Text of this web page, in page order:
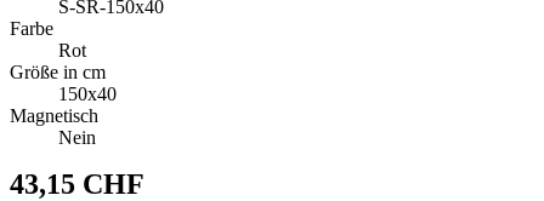
S-SR-150x40
Farbe
Rot
Größe in cm
150x40
Magnetisch
Nein
43,15 CHF